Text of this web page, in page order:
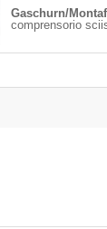
Gaschurn/
comprensorio